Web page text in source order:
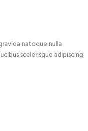
natoque nulla
scelerisque adipiscing